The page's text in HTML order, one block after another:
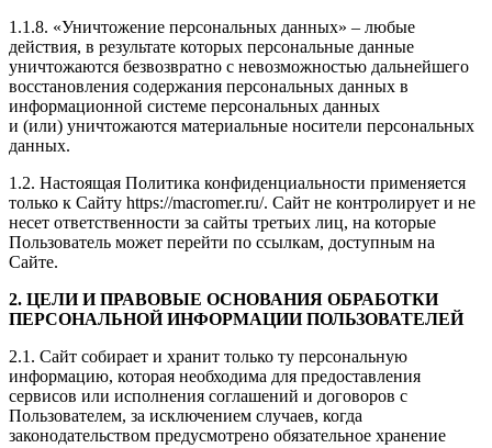
1.1.8. «Уничтожение персональных данных» – любые
действия, в результате которых персональные данные
уничтожаются безвозвратно с невозможностью дальнейшего
восстановления содержания персональных данных в
информационной системе персональных данных
и (или) уничтожаются материальные носители персональных
данных.
1.2. Настоящая Политика конфиденциальности применяется
только к Сайту https://macromer.ru/. Сайт не контролирует и не
несет ответственности за сайты третьих лиц, на которые
Пользователь может перейти по ссылкам, доступным на
Сайте.
2. ЦЕЛИ И ПРАВОВЫЕ ОСНОВАНИЯ ОБРАБОТКИ
ПЕРСОНАЛЬНОЙ ИНФОРМАЦИИ ПОЛЬЗОВАТЕЛЕЙ
2.1. Сайт собирает и хранит только ту персональную
информацию, которая необходима для предоставления
сервисов или исполнения соглашений и договоров с
Пользователем, за исключением случаев, когда
законодательством предусмотрено обязательное хранение